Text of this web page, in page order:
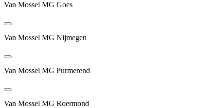
Van Mossel MG Goes
Van Mossel MG Nijmegen
Van Mossel MG Purmerend
Van Mossel MG Roermond